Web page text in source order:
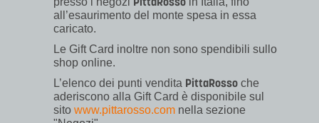
all’esaurimento del monte spesa in essa
caricato.
Le Gift Card inoltre non sono spendibili sullo
shop online.
L’elenco dei punti vendita PittaRosso che
aderiscono alla Gift Card è disponibile sul
sito www.pittarosso.com nella sezione